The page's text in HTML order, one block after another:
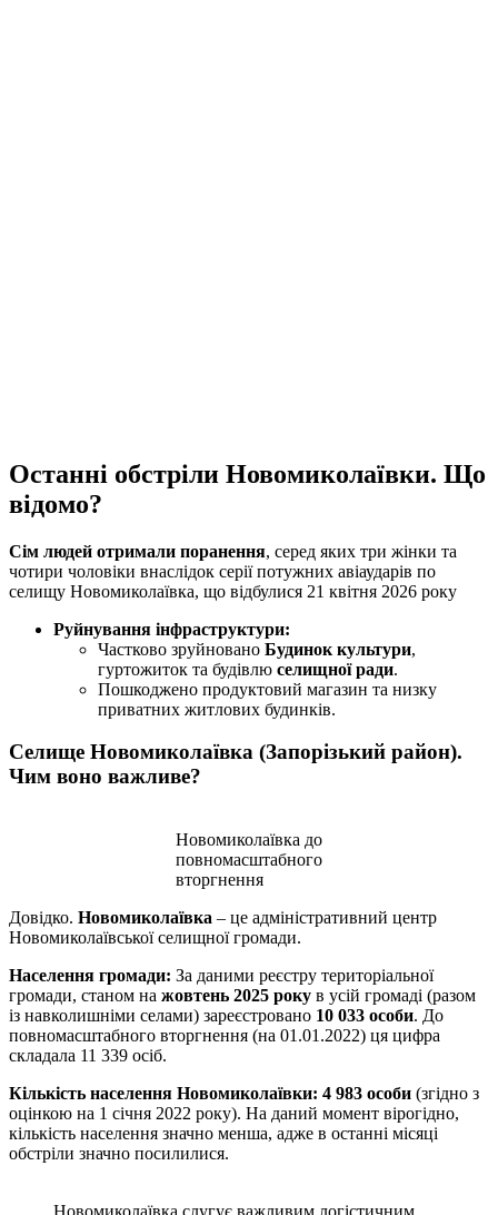
Останні обстріли Новомиколаївки. Що
відомо?
Сім людей отримали поранення, серед яких три жінки та
чотири чоловіки внаслідок серії потужних авіаударів по
селищу Новомиколаївка, що відбулися 21 квітня 2026 року
Руйнування інфраструктури:
Частково зруйновано Будинок культури,
гуртожиток та будівлю селищної ради.
Пошкоджено продуктовий магазин та низку
приватних житлових будинків.
Селище Новомиколаївка (Запорізький район).
Чим воно важливе?
Новомиколаївка до
повномасштабного
вторгнення
Довідко. Новомиколаївка – це адміністративний центр
Новомиколаївської селищної громади.
Населення громади: За даними реєстру територіальної
громади, станом на жовтень 2025 року в усій громаді (разом
із навколишніми селами) зареєстровано 10 033 особи. До
повномасштабного вторгнення (на 01.01.2022) ця цифра
складала 11 339 осіб.
Кількість населення Новомиколаївки: 4 983 особи (згідно з
оцінкою на 1 січня 2022 року). На даний момент вірогідно,
кількість населення значно менша, адже в останні місяці
обстріли значно посилилися.
Новомиколаївка слугує важливим логістичним